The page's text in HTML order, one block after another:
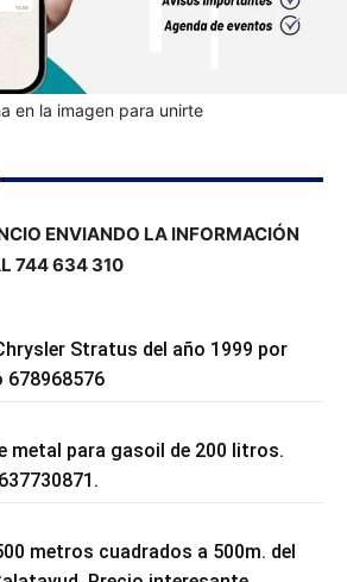
en la imagen para unirte
ENVIANDO LA INFORMACIÓN
744 634 310
Stratus del año 1999 por
metal para gasoil de 200 litros.
metros cuadrados a 500m. del